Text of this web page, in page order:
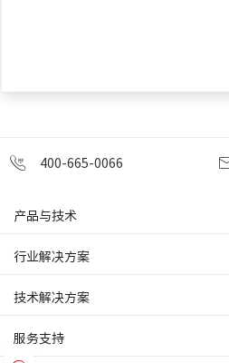
400-665-0066
产品与技术
企业级路由器
网桥
行业解决方案
中小企业
技术解决方案
SD-WAN互联
服务支持